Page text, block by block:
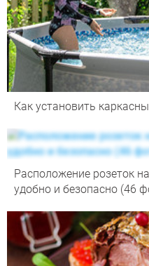
Как установить
Расположение розеток
удобно и безопасно (46